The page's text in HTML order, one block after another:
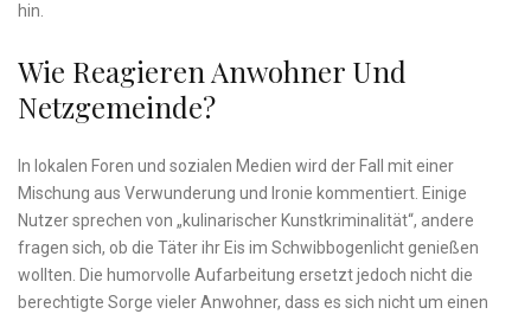
hin.
Wie Reagieren Anwohner Und
Netzgemeinde?
In lokalen Foren und sozialen Medien wird der Fall mit einer
Mischung aus Verwunderung und Ironie kommentiert. Einige
Nutzer sprechen von „kulinarischer Kunstkriminalität“, andere
fragen sich, ob die Täter ihr Eis im Schwibbogenlicht genießen
wollten. Die humorvolle Aufarbeitung ersetzt jedoch nicht die
berechtigte Sorge vieler Anwohner, dass es sich nicht um einen